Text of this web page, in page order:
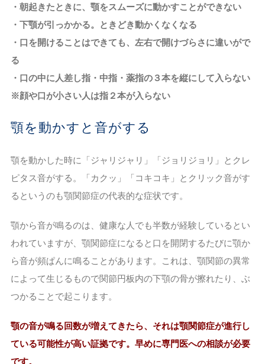
・朝起きたときに、顎をスムーズに動かすことができない
・下顎が引っかかる。ときどき動かくなくなる
・口を開けることはできても、左右で開けづらさに違いがで
る
・口の中に人差し指・中指・薬指の３本を縦にして入らない
※顔や口が小さい人は指２本が入らない
顎を動かすと音がする
顎を動かした時に「ジャリジャリ」「ジョリジョリ」とクレ
ピタス音がする。「カクッ」「コキコキ」とクリック音がす
るというのも顎関節症の代表的な症状です。
顎から音が鳴るのは、健康な人でも半数が経験しているとい
われていますが、顎関節症になると口を開閉するたびに顎か
ら音が頻ぱんに鳴ることがあります。これは、顎関節の異常
によって生じるもので関節円板内の下顎の骨が擦れたり、ぶ
つかることで起こります。
顎の音が鳴る回数が増えてきたら、それは顎関節症が進行し
ている可能性が高い証拠です。早めに専門医への相談が必要
です。